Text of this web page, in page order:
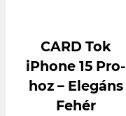
CARD Tok
iPhone 15 Pro-
hoz – Elegáns
Fehér